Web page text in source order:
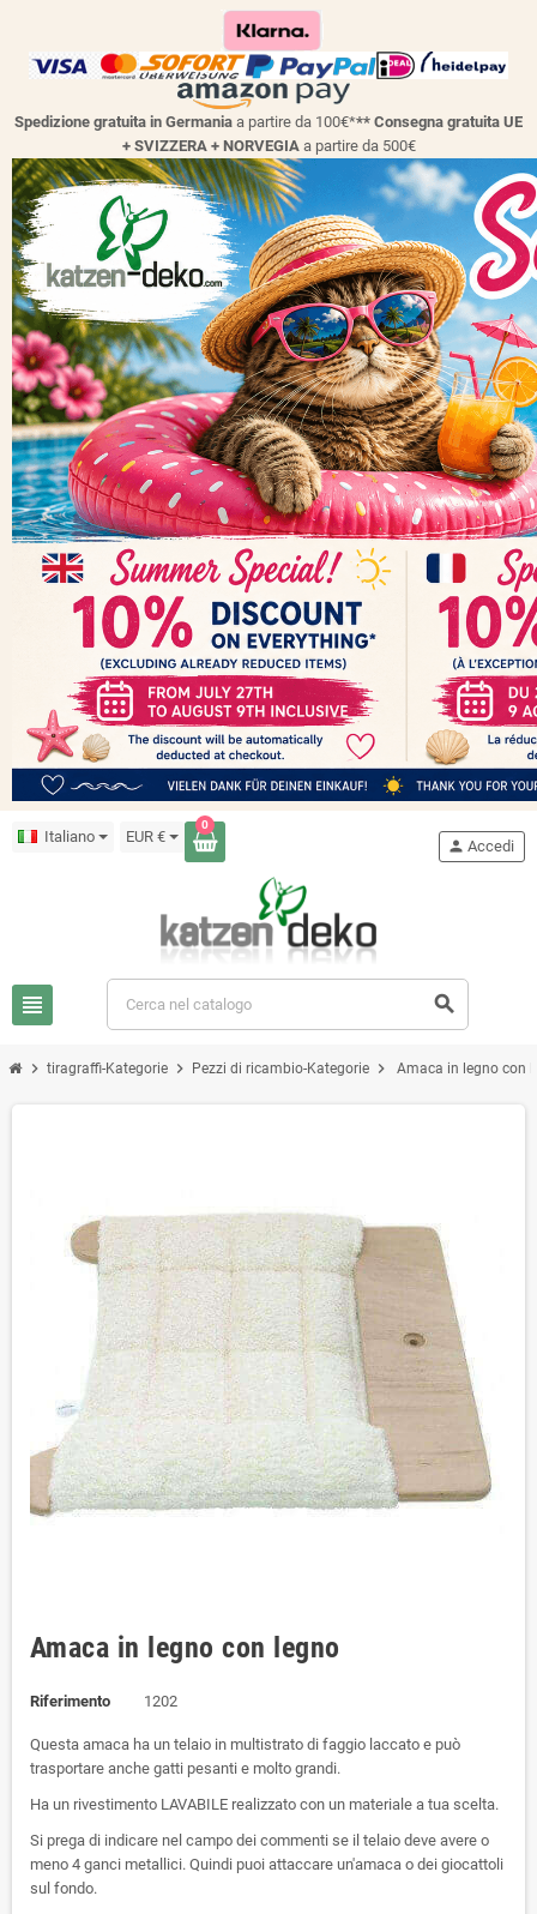
Spedizione gratuita in Germania a partire da 100€*** Consegna gratuita UE
+ SVIZZERA + NORVEGIAa partire da 500€
Italiano EUR €
0
view_headline search
person Accedi
chevron_right tiragraffi-Kategorie chevron_right Pezzi di ricambio-Kategorie chevron_right Amaca in legno con
Amaca in legno con legno
Riferimento 1202
Questa amaca ha un telaio in multistrato di faggio laccato e può
trasportare anche gatti pesanti e molto grandi.
Ha un rivestimento LAVABILE realizzato con un materiale a tua scelta.
Si prega di indicare nel campo dei commenti se il telaio deve avere o
meno 4 ganci metallici. Quindi puoi attaccare un'amaca o dei giocattoli
sul fondo.